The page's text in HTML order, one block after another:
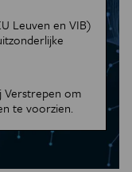
Leuven en VIB)
Verstrepen om
te voorzien.